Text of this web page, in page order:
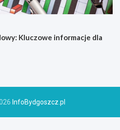
Kluczowe informacje dla
InfoBydgoszcz.pl